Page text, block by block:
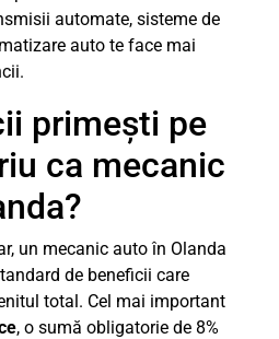
automate, sisteme de
auto te face mai
primești pe
ca mecanic
un mecanic auto în Olanda
de beneficii care
total. Cel mai important
, o sumă obligatorie de 8%